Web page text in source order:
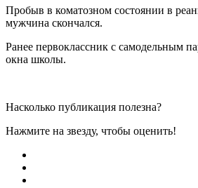
Пробыв в коматозном состоянии в
мужчина скончался.
Ранее первоклассник с самодельным
окна школы.
Насколько публикация полезна?
Нажмите на звезду, чтобы оценить!